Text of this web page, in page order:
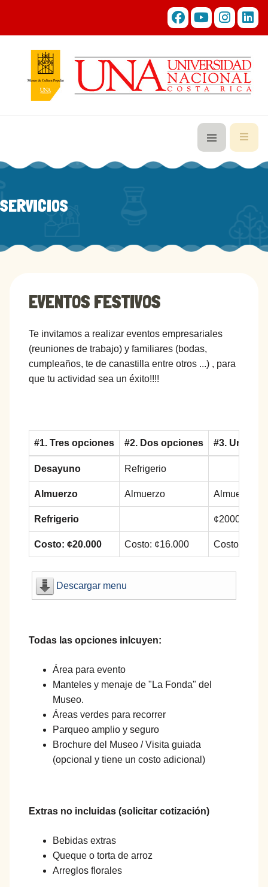
SERVICIOS
EVENTOS FESTIVOS
Te invitamos a realizar eventos empresariales
(reuniones de trabajo) y familiares (bodas,
cumpleaños, te de canastilla entre otros ...) , para
que tu actividad sea un éxito!!!!
#1. Tres opciones #2. Dos opciones #3. Una
Desayuno Refrigerio
Almuerzo Almuerzo Almuerzo
Refrigerio ¢2000
Costo: ¢20.000 Costo: ¢16.000 Costo:
Descargar menu
Todas las opciones inlcuyen:
Área para evento
Manteles y menaje de "La Fonda" del
Museo.
Áreas verdes para recorrer
Parqueo amplio y seguro
Brochure del Museo / Visita guiada
(opcional y tiene un costo adicional)
Extras no incluidas (solicitar cotización)
Bebidas extras
Queque o torta de arroz
Arreglos florales